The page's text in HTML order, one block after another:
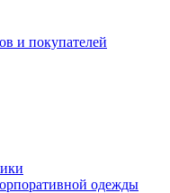
и покупателей
одежды